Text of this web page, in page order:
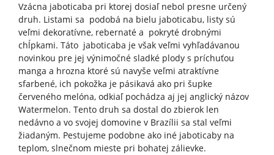
Vzácna jaboticaba pri ktorej dosiaľ nebol presne určený
druh. Listami sa podobá na bielu jaboticabu, listy sú
veľmi dekoratívne, rebernaté a pokryté drobnými
chĺpkami. Táto jaboticaba je však veľmi vyhľadávanou
novinkou pre jej výnimočné sladké plody s príchuťou
manga a hrozna ktoré sú navyše veľmi atraktívne
sfarbené, ich pokožka je pásikavá ako pri šupke
červeného melóna, odkiaľ pochádza aj jej anglický názov
Watermelon. Tento druh sa dostal do zbierok len
nedávno a vo svojej domovine v Brazílii sa stal veľmi
žiadaným. Pestujeme podobne ako iné jaboticaby na
teplom, slnečnom mieste pri bohatej zálievke.